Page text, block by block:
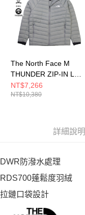
The North Face M
THUNDER ZIP-IN LT
DOWN - AP 男 羽絨外
套 NF0A8DX2H5F
NT$7,266
NT$10,380
詳細說明
DWR防潑水處理
RDS700蓬鬆度羽絨
拉鏈口袋設計